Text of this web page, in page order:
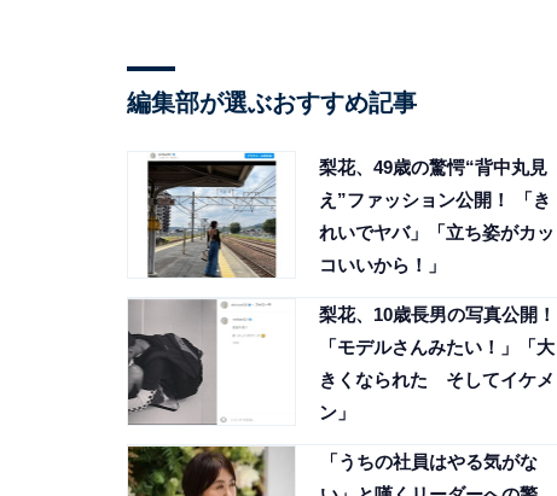
編集部が選ぶおすすめ記事
梨花、49歳の驚愕“背中丸見
え”ファッション公開！ 「き
れいでヤバ」「立ち姿がカッ
コいいから！」
梨花、10歳長男の写真公開！
「モデルさんみたい！」「大
きくなられた そしてイケメ
ン」
「うちの社員はやる気がな